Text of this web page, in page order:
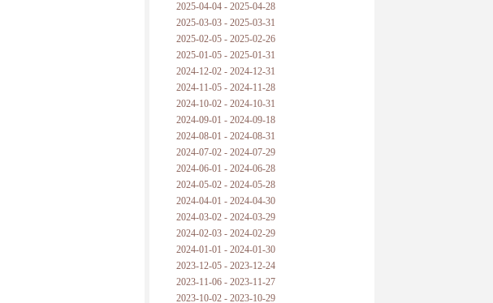
2025-04-04 - 2025-04-28
2025-03-03 - 2025-03-31
2025-02-05 - 2025-02-26
2025-01-05 - 2025-01-31
2024-12-02 - 2024-12-31
2024-11-05 - 2024-11-28
2024-10-02 - 2024-10-31
2024-09-01 - 2024-09-18
2024-08-01 - 2024-08-31
2024-07-02 - 2024-07-29
2024-06-01 - 2024-06-28
2024-05-02 - 2024-05-28
2024-04-01 - 2024-04-30
2024-03-02 - 2024-03-29
2024-02-03 - 2024-02-29
2024-01-01 - 2024-01-30
2023-12-05 - 2023-12-24
2023-11-06 - 2023-11-27
2023-10-02 - 2023-10-29